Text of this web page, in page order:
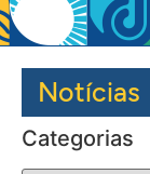
Notícias
Categorias